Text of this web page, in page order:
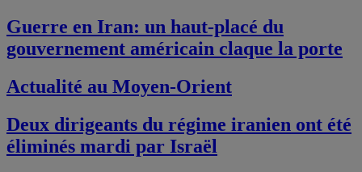
Guerre en Iran: un haut-placé du
gouvernement américain claque la porte
Actualité au Moyen-Orient
Deux dirigeants du régime iranien ont été
éliminés mardi par Israël